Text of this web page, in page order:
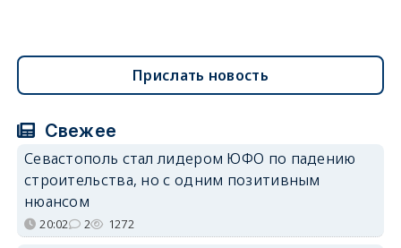
Прислать новость
Свежее
Севастополь стал лидером ЮФО по падению
строительства, но с одним позитивным
нюансом
20:02 2 1272